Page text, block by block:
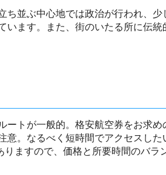
並ぶ中心地では政治が行われ、
ます。また、街のいたる所に伝
トが一般的。格安航空券をお求
。なるべく短時間でアクセスし
ますので、価格と所要時間のバラ